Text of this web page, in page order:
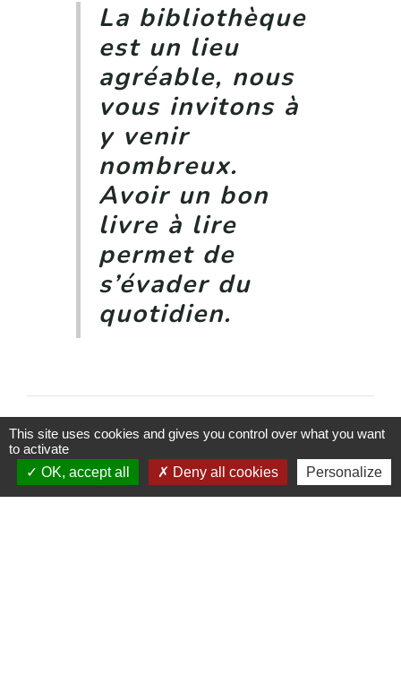
La bibliothèque
est un lieu
agréable, nous
vous invitons à
y venir
nombreux.
​​​​​​​Avoir un bon
livre à lire
permet de
s’évader du
quotidien.
This site uses cookies and gives you control over what you want
to activate
OK, accept all
Deny all cookies Personalize